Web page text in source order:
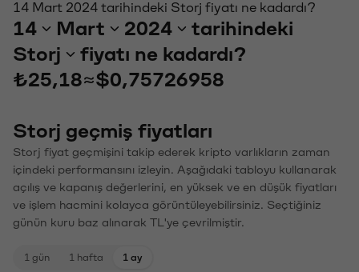
14 Mart 2024 tarihindeki Storj fiyatı ne kadardı?
14 Mart 2024
tarihindeki
Storj
fiyatı ne kadardı?
₺25,18≈$0,75726958
Storj geçmiş fiyatları
Storj fiyat geçmişini takip ederek kripto varlıkların zaman
içindeki performansını izleyin. Aşağıdaki tabloyu kullanarak
açılış ve kapanış değerlerini, en yüksek ve en düşük fiyatları
ve işlem hacmini kolayca görüntüleyebilirsiniz. Seçtiğiniz
günün kuru baz alınarak TL'ye çevrilmiştir.
1 gün 1 hafta 1 ay